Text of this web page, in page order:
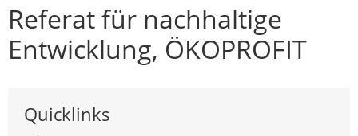
Referat für nachhaltige
Entwicklung, ÖKOPROFIT
Quicklinks